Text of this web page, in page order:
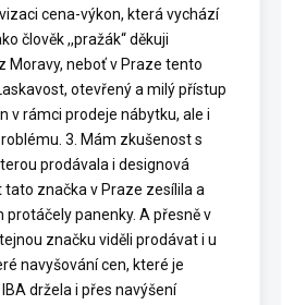
cena-výkon, která vychází
člověk ,,pražák“ děkuji
Moravy, neboť v Praze tento
otevřený a milý přístup
v rámci prodeje nábytku, ale i
3. Mám zkušenost s
prodávala i designová
tato značka v Praze zesílila a
protáčely panenky. A přesně v
značku viděli prodávat i u
navyšování cen, které je
držela i přes navýšení